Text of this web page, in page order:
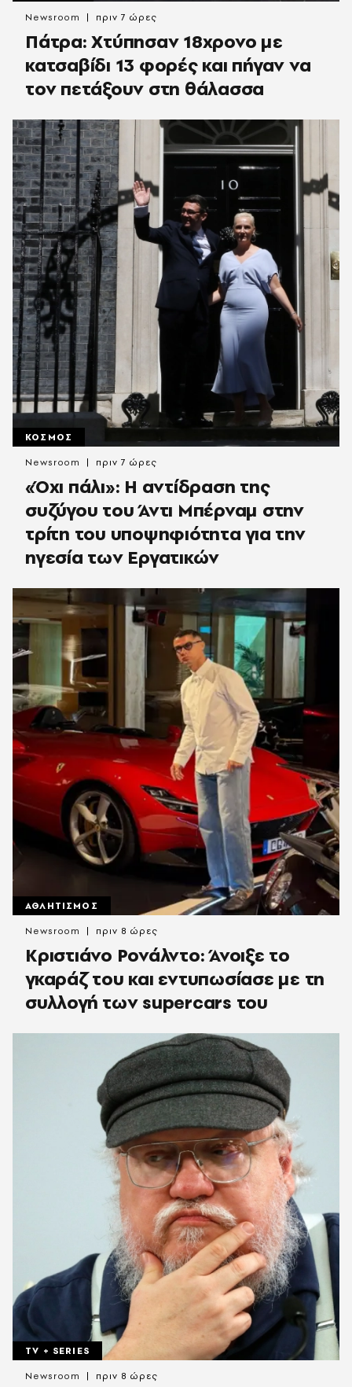
Πάτρα: Χτύπησαν 18χρονο με
κατσαβίδι 13 φορές και πήγαν να
τον πετάξουν στη θάλασσα
Newsroom πριν 7 ώρες
ΚΟΣΜΟΣ
«Όχι πάλι»: Η αντίδραση της
συζύγου του Άντι Μπέρναμ στην
τρίτη του υποψηφιότητα για την
ηγεσία των Εργατικών
Newsroom πριν 7 ώρες
ΑΘΛΗΤΙΣΜΟΣ
Κριστιάνο Ρονάλντο: Άνοιξε το
γκαράζ του και εντυπωσίασε με τη
συλλογή των supercars του
Newsroom πριν 8 ώρες
TV + SERIES
Newsroom πριν 8 ώρες